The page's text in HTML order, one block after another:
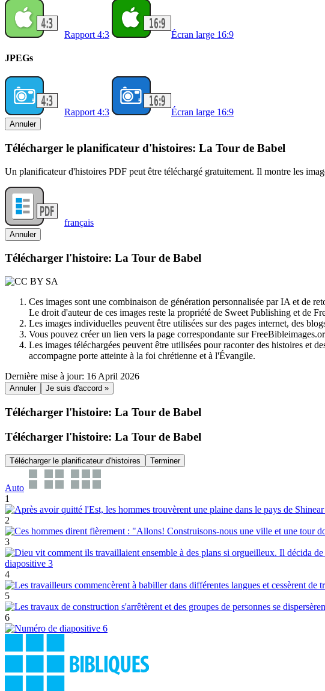
Rapport 4:3 Écran large 16:9
JPEGs
Rapport 4:3 Écran large 16:9
Annuler
Télécharger le planificateur d'histoires: La Tour de Babel
Un planificateur d'histoires PDF peut être téléchargé gratuitement. Il montre les
français
Annuler
Télécharger l'histoire: La Tour de Babel
Ces images sont une combinaison de génération personnalisée par IA et de
Le droit d'auteur de ces images reste la propriété de Sweet Publishing et de
Les images individuelles peuvent être utilisées sur des pages internet, des
Vous pouvez créer un lien vers la page correspondante sur
Les images téléchargées peuvent être utilisées pour raconter des histoires et
accompagne porte atteinte à la foi chrétienne et à l'Évangile.
Dernière mise à jour: 16 April 2026
Annuler Je suis d'accord »
Télécharger l'histoire: La Tour de Babel
Télécharger l'histoire: La Tour de Babel
Télécharger le planificateur d'histoires Terminer
Auto
1
2
3
4
5
6